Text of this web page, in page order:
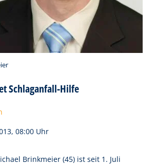
Schlaganfall-Hilfe
08:00 Uhr
Brinkmeier (45) ist seit 1. Juli